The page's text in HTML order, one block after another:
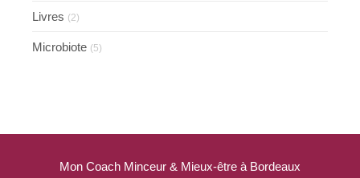
Livres (2)
Microbiote (5)
Mon Coach Minceur & Mieux-être à Bordeaux